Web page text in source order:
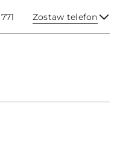
Zostaw telefon